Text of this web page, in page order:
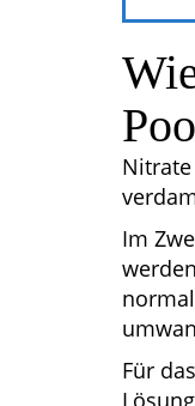
Im
Für